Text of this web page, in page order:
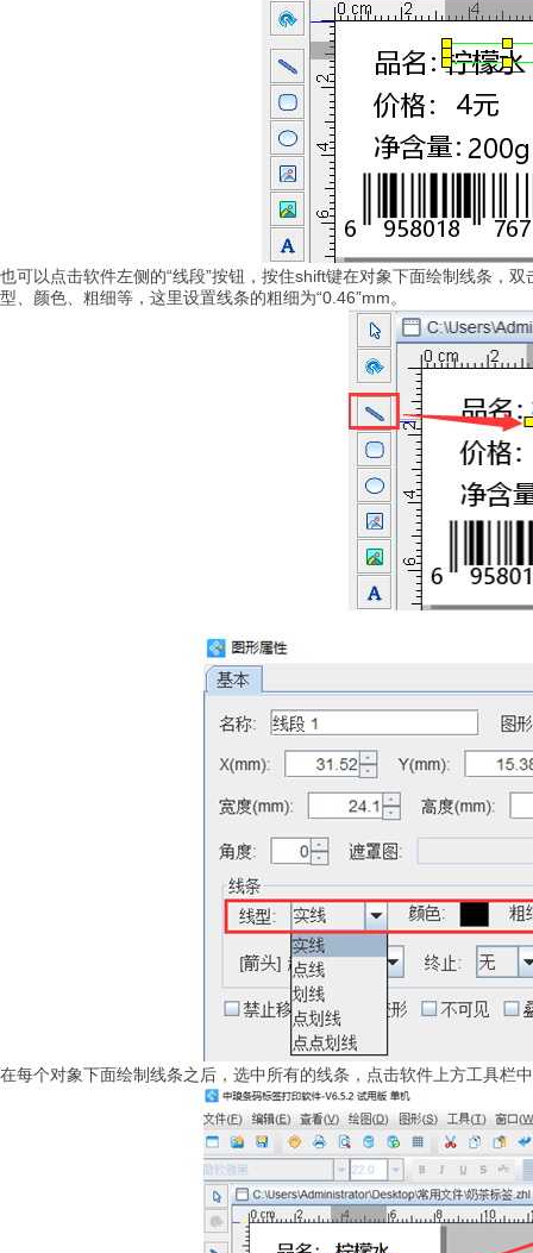
也可以点击软件左侧的“线段”按钮，按住shift键在对象下面绘制线条，
型、颜色、粗细等，这里设置线条的粗细为“0.46”mm。
在每个对象下面绘制线条之后，选中所有的线条，点击软件上方工具栏